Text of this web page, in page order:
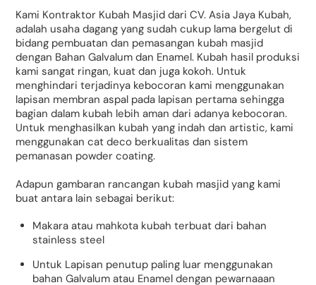
Kami Kontraktor Kubah Masjid dari CV. Asia Jaya Kubah,
adalah usaha dagang yang sudah cukup lama bergelut di
bidang pembuatan dan pemasangan kubah masjid
dengan Bahan Galvalum dan Enamel. Kubah hasil produksi
kami sangat ringan, kuat dan juga kokoh. Untuk
menghindari terjadinya kebocoran kami menggunakan
lapisan membran aspal pada lapisan pertama sehingga
bagian dalam kubah lebih aman dari adanya kebocoran.
Untuk menghasilkan kubah yang indah dan artistic, kami
menggunakan cat deco berkualitas dan sistem
pemanasan powder coating.
Adapun gambaran rancangan kubah masjid yang kami
buat antara lain sebagai berikut:
Makara atau mahkota kubah terbuat dari bahan
stainless steel
Untuk Lapisan penutup paling luar menggunakan
bahan Galvalum atau Enamel dengan pewarnaaan